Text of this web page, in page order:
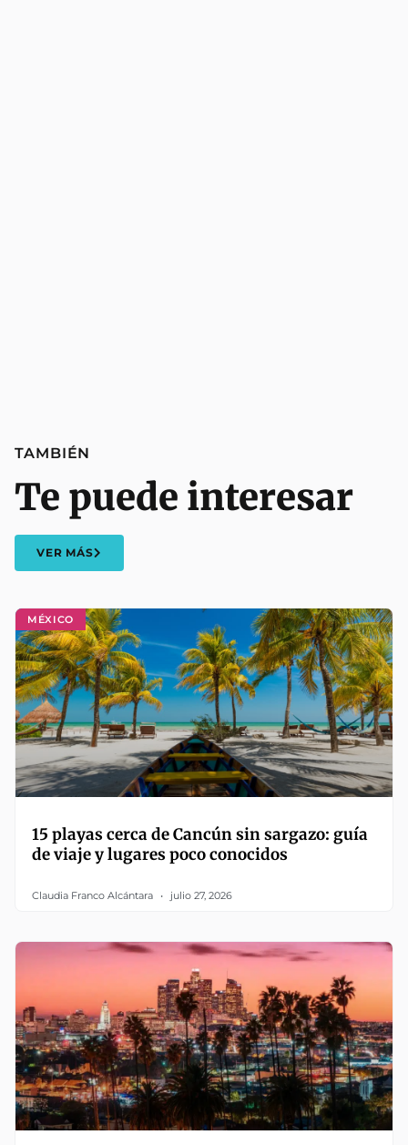
MÉXICO
15 playas cerca de Cancún sin sargazo: guía
de viaje y lugares poco conocidos
Claudia Franco Alcántara julio 27, 2026
TAMBIÉN
Te puede interesar
VER MÁS